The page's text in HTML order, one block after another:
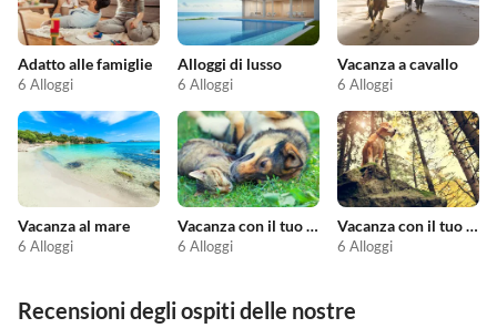
Adatto alle famiglie
6 Alloggi
Alloggi di lusso
6 Alloggi
Vacanza a cavallo
6 Alloggi
Vacanza al mare
6 Alloggi
Vacanza con il tuo animale domestico
6 Alloggi
Vacanza con il tuo cane
6 Alloggi
Recensioni degli ospiti delle nostre